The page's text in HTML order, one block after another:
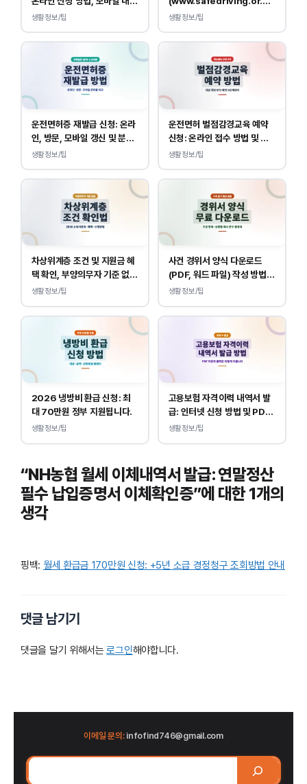
조회 안내
생활정보/팁
바로가기, 운전면허 민원 사이
생활정보/팁
운전면허증 재발급 신청: 온라
인, 방문, 모바일 갱신 및 분실
대응
생활정보/팁
운전면허 벌점감경교육 예약
신청: 온라인 접수 방법 및 비
용 안내
생활정보/팁
차상위계층 조건 및 지원금 혜
택 확인, 부양의무자 기준 없
이 소득, 재산만 봅니다.
생활정보/팁
사건 경위서 양식 다운로드
(PDF, 워드 파일) 작성 방법
및 예시
생활정보/팁
2026 냉방비 환급 신청: 최
대 70만원 정부 지원됩니다.
생활정보/팁
고용보험 자격이력 내역서 발
급: 인터넷 신청 방법 및 PDF
양식 출력
생활정보/팁
“NH농협 월세 이체내역서 발급: 연말정산
필수 납입증명서 이체확인증”에 대한 1개의
생각
핑백: 월세 환급금 170만원 신청: +5년 소급 경정청구 조회방법 안내
댓글 남기기
댓글을 달기 위해서는로그인해야합니다.
이메일 문의:infofind746@gmail.com
검